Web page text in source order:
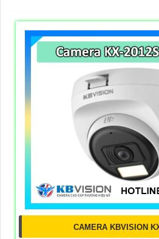
CAMERA KBVISION